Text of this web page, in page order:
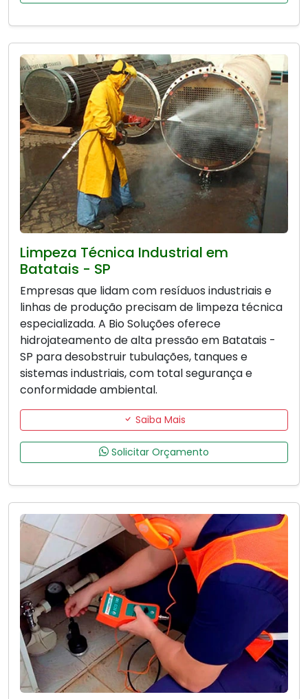
Limpeza Técnica Industrial em
Batatais - SP
Empresas que lidam com resíduos industriais e
linhas de produção precisam de limpeza técnica
especializada. A Bio Soluções oferece
hidrojateamento de alta pressão em Batatais -
SP para desobstruir tubulações, tanques e
sistemas industriais, com total segurança e
conformidade ambiental.
Saiba Mais
Solicitar Orçamento